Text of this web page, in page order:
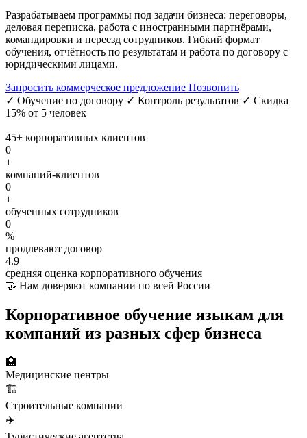
Разрабатываем программы под задачи бизнеса: переговоры,
деловая переписка, работа с иностранными партнёрами,
командировки и переезд сотрудников. Гибкий формат
обучения, отчётность по результатам и работа по договору с
юридическими лицами.
Запросить коммерческое предложение Позвонить
✓ Обучение по договору ✓ Контроль результатов ✓ Скидка
15% от 5 человек
45+ корпоративных клиентов
0
+
компаний-клиентов
0
+
обученных сотрудников
0
%
продлевают договор
4.9
средняя оценка корпоративного обучения
🤝 Нам доверяют компании по всей России
Корпоративное обучение языкам для
компаний из разных сфер бизнеса
🏥
Медицинские центры
🏗️
Строительные компании
✈️